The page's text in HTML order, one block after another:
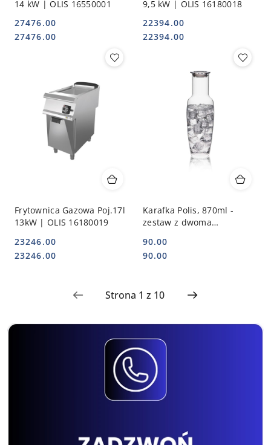
14 kW | OLIS 16550001
Cena:
27476.00
Cena:
27476.00
9,5 kW | OLIS 16180018
Cena:
22394.00
Cena:
22394.00
Frytownica Gazowa Poj.17l
13kW | OLIS 16180019
Cena:
23246.00
Cena:
23246.00
Karafka Polis, 870ml -
zestaw z dwoma
Cena:
90.00
Cena:
90.00